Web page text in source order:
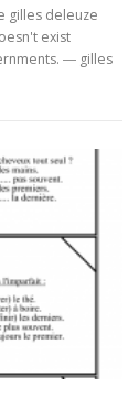
gilles deleuze
exist
― gilles